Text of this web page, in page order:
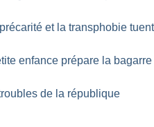
et la transphobie tuent
enfance prépare la bagarre
de la république